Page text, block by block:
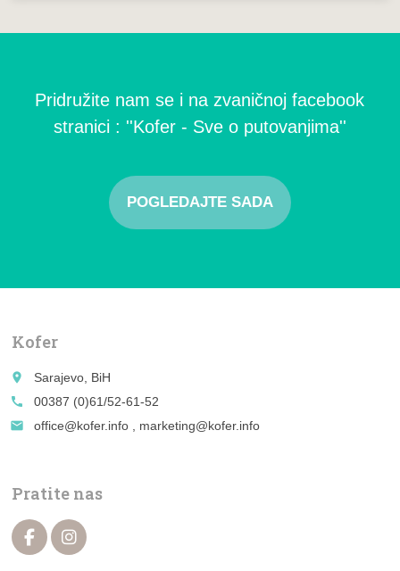
Pridružite nam se i na zvaničnoj facebook
stranici : ''Kofer - Sve o putovanjima''
POGLEDAJTE SADA
Kofer
place
Sarajevo, BiH
call
00387 (0)61/52-61-52
email
office@kofer.info , marketing@kofer.info
Pratite nas